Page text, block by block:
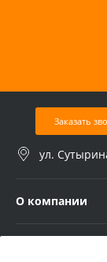
Заказать
ул.
О компании